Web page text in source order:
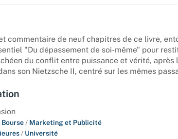
commentaire de neuf chapitres de ce livre,
"Du dépassement de soi-même" pour
du conflit entre puissance et vérité, après
son Nietzsche II, centré sur les mêmes
/ Marketing et Publicité
/ Université